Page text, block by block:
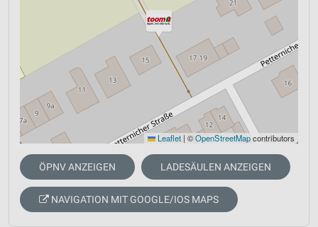
Leaflet | ©OpenStreetMapcontributors
ÖPNV ANZEIGEN LADESÄULEN ANZEIGEN
NAVIGATION MIT GOOGLE/IOS MAPS